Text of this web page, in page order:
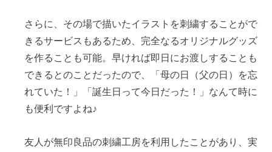
さらに、その場で描いたイラストを刺繍することがで
きるサービスもあるため、完全なるオリジナルグッズ
を作ることも可能。早ければ即日にお渡しすることも
できるとのことだったので、「母の日（父の日）を忘
れていた！」「誕生日って今日だった！」なんて時に
も便利ですよね♪
友人が無印良品の刺繍工房を利用したことがあり、実